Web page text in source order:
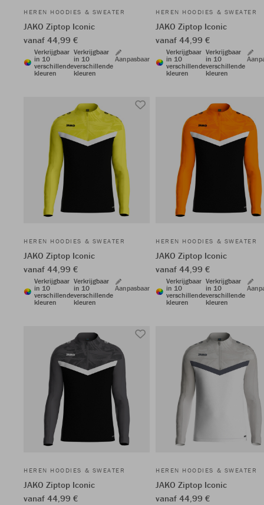
HEREN HOODIES & SWEATER
JAKO Ziptop Iconic
vanaf 44,99 €
Verkrijgbaar
in 10
verschillende
kleuren
Verkrijgbaar
in 10
verschillende
kleuren
Aanpasbaar
HEREN HOODIES & SWEATER
JAKO Ziptop Iconic
vanaf 44,99 €
Verkrijgbaar
in 10
verschillende
kleuren
Verkrijgbaar
in 10
verschillende
kleuren
HEREN HOODIES & SWEATER
JAKO Ziptop Iconic
vanaf 44,99 €
Verkrijgbaar
in 10
verschillende
kleuren
Verkrijgbaar
in 10
verschillende
kleuren
Aanpasbaar
HEREN HOODIES & SWEATER
JAKO Ziptop Iconic
vanaf 44,99 €
Verkrijgbaar
in 10
verschillende
kleuren
Verkrijgbaar
in 10
verschillende
kleuren
HEREN HOODIES & SWEATER
JAKO Ziptop Iconic
vanaf 44,99 €
HEREN HOODIES & SWEATER
JAKO Ziptop Iconic
vanaf 44,99 €